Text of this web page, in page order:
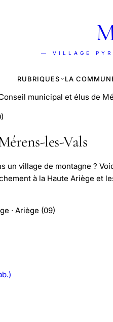
— VILLAGE
RUBRIQUES LA
municipal et élus de
les-Vals
un village de montagne ?
à la Haute Ariège
· Ariège (09)